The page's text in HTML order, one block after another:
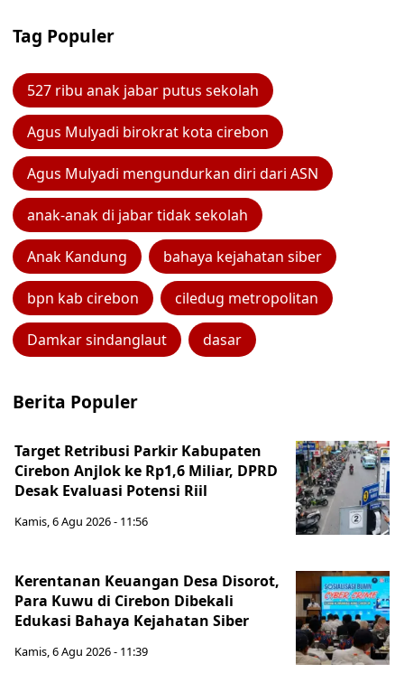
Tag Populer
527 ribu anak jabar putus sekolah
Agus Mulyadi birokrat kota cirebon
Agus Mulyadi mengundurkan diri dari ASN
anak-anak di jabar tidak sekolah
Anak Kandung bahaya kejahatan siber
bpn kab cirebon ciledug metropolitan
Damkar sindanglaut dasar
Berita Populer
Target Retribusi Parkir Kabupaten
Cirebon Anjlok ke Rp1,6 Miliar, DPRD
Desak Evaluasi Potensi Riil
Kamis, 6 Agu 2026 - 11:56
Kerentanan Keuangan Desa Disorot,
Para Kuwu di Cirebon Dibekali
Edukasi Bahaya Kejahatan Siber
Kamis, 6 Agu 2026 - 11:39